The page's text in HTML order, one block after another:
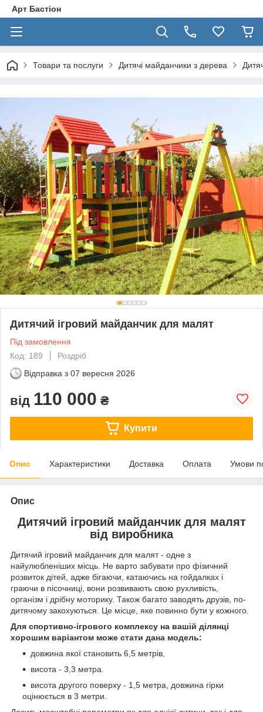
Арт Бастіон
Товари та послуги Дитячі майданчики з дерева
Дитячий ігровий майданчик для малят
Під замовлення
Код: 189
Роздріб
Відправка з 07 вересня 2026
від 110 000 ₴
Купити
Опис Характеристики Доставка Оплата Умови
Опис
Дитячий ігровий майданчик для малят
від виробника
Дитячий ігровий майданчик для малят - одне з
найулюбленіших місць. Не варто забувати про фізичний
розвиток дітей, адже бігаючи, катаючись на гойдалках і
граючи в пісочниці, вони розвивають свою рухливість,
організм і дрібну моторику. Також багато заводять друзів, по-
дитячому закохуються. Це місце, яке повинно бути у кожного.
Для спортивно-ігрового комплексу на вашій ділянці
хорошим варіантом може стати дана модель:
довжина якої становить 6,5 метрів,
висота - 3,3 метра.
висота другого поверху - 1,5 метра, довжина гірки
оцінюється в 3 метри.